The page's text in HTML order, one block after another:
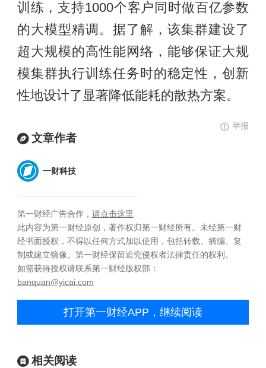
训练，支持1000个客户同时做百亿参数
的大模型精调。据了解，该集群建设了
超大规模的高性能网络，能够保证大规
模集群执行训练任务时的稳定性，创新
性地设计了显著降低能耗的散热方案。
举报
文章作者
一财科技
第一财经广告合作， 请点击这里
此内容为第一财经原创，著作权归第一财经所有。未经第一财
经书面授权，不得以任何方式加以使用，包括转载、摘编、复
制或建立镜像。第一财经保留追究侵权者法律责任的权利。
如需获得授权请联系第一财经版权部：
banquan@yicai.com
打开第一财经APP，继续阅读
相关阅读